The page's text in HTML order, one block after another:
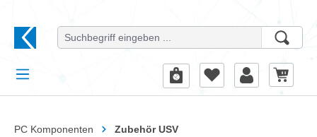
PC Komponenten Zubehör USV